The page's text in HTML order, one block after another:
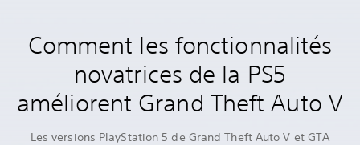
Comment les fonctionnalités
novatrices de la PS5
améliorent Grand Theft Auto V
Les versions PlayStation 5 de Grand Theft Auto V et GTA